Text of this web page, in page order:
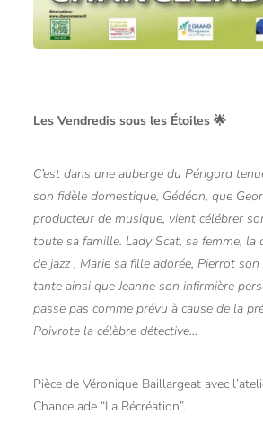
Les Vendredis sous les Étoiles 🌟
C’est dans une auberge du Périgord
son fidèle domestique, Gédéon, que
producteur de musique, vient célébrer
toute sa famille. Lady Scat, sa femme, la
de jazz , Marie sa fille adorée, Pierrot
tante ainsi que Jeanne son infirmière
passe pas comme prévu à cause de la
Poivrote la célèbre détective…
Pièce de Véronique Baillargeat avec
Chancelade “La Récréation”.